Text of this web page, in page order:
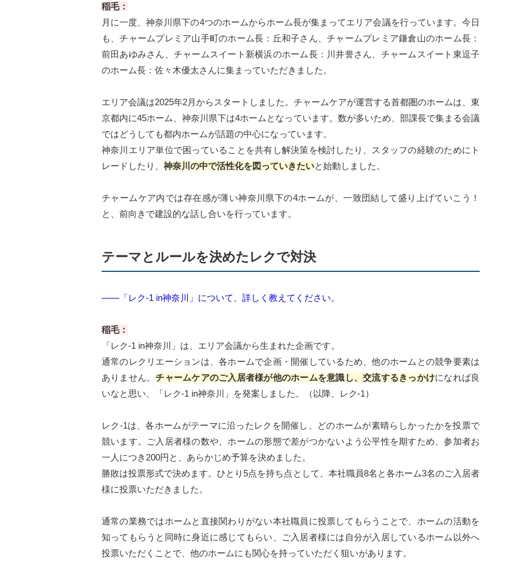
稲毛：
月に一度、神奈川県下の4つのホームからホーム長が集まってエリア会議を行っています。今日
も、チャームプレミア山手町のホーム長：丘和子さん、チャームプレミア鎌倉山のホーム長：
前田あゆみさん、チャームスイート新横浜のホーム長：川井誉さん、チャームスイート東逗子
のホーム長：佐々木優太さんに集まっていただきました。
エリア会議は2025年2月からスタートしました。チャームケアが運営する首都圏のホームは、東
京都内に45ホーム、神奈川県下は4ホームとなっています。数が多いため、部課長で集まる会議
ではどうしても都内ホームが話題の中心になっています。
神奈川エリア単位で困っていることを共有し解決策を検討したり、スタッフの経験のためにト
レードしたり、 神奈川の中で活性化を図っていきたいと始動しました。
チャームケア内では存在感が薄い神奈川県下の4ホームが、一致団結して盛り上げていこう！
と、前向きで建設的な話し合いを行っています。
テーマとルールを決めたレクで対決
――「レク-1 in神奈川」について、詳しく教えてください。
稲毛：
「レク-1 in神奈川」は、エリア会議から生まれた企画です。
通常のレクリエーションは、各ホームで企画・開催しているため、他のホームとの競争要素は
ありません。チャームケアのご入居者様が他のホームを意識し、交流するきっかけになれば良
いなと思い、「レク-1 in神奈川」を発案しました。（以降、レク-1）
レク-1は、各ホームがテーマに沿ったレクを開催し、どのホームが素晴らしかったかを投票で
競います。ご入居者様の数や、ホームの形態で差がつかないよう公平性を期すため、参加者お
一人につき200円と、あらかじめ予算を決めました。
勝敗は投票形式で決めます。ひとり5点を持ち点として、本社職員8名と各ホーム3名のご入居者
様に投票いただきました。
通常の業務ではホームと直接関わりがない本社職員に投票してもらうことで、ホームの活動を
知ってもらうと同時に身近に感じてもらい、ご入居者様には自分が入居しているホーム以外へ
投票いただくことで、他のホームにも関心を持っていただく狙いがあります。
記事を読む